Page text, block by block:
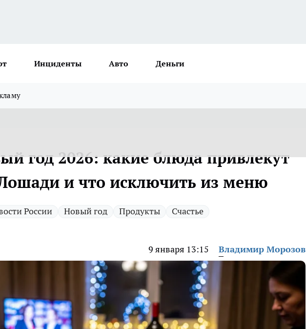
Инциденты Авто Деньги
год 2026: какие блюда привлекут
и что исключить из меню
России Новый год Продукты Счастье
9 января 13:15 Владимир Морозов